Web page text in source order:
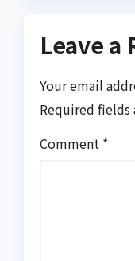
Leave a
Your email
Required fields
Comment *